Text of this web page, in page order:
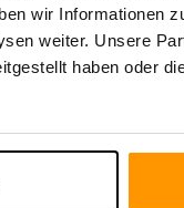
wir Informationen
weiter. Unsere
haben oder
→ Spielserver →
Spielen auf dem